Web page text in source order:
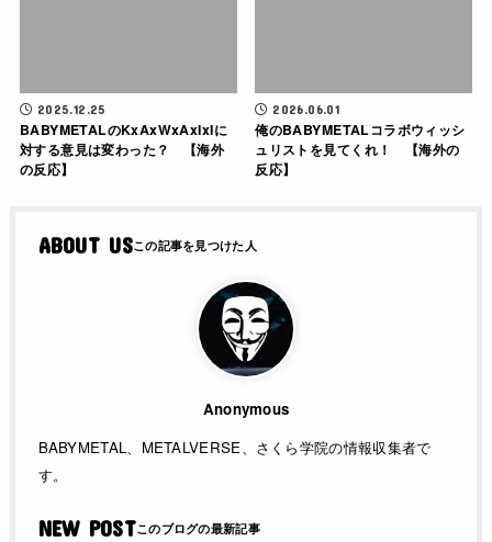
2025.12.25
BABYMETALのKxAxWxAxIxIに
対する意見は変わった？ 【海外
の反応】
2026.06.01
俺のBABYMETALコラボウィッシ
ュリストを見てくれ！ 【海外の
反応】
ABOUT US
Anonymous
BABYMETAL、METALVERSE、さくら学院の情報収集者で
す。
NEW POST